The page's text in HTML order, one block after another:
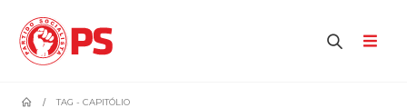
TAG - CAPITÓLIO